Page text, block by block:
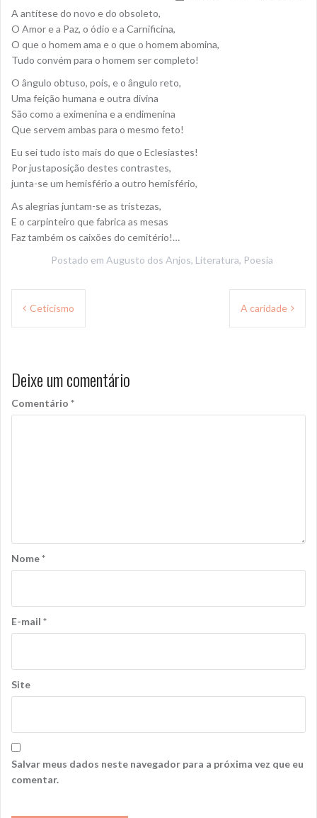
e
b
o
o
t
t
e
r
r
e
A antítese do novo e do obsoleto,
O Amor e a Paz, o ódio e a Carnificina,
O que o homem ama e o que o homem abomina,
Tudo convém para o homem ser completo!
O ângulo obtuso, pois, e o ângulo reto,
Uma feição humana e outra divina
São como a eximenina e a endimenina
Que servem ambas para o mesmo feto!
Eu sei tudo isto mais do que o Eclesiastes!
Por justaposição destes contrastes,
junta-se um hemisfério a outro hemisfério,
As alegrias juntam-se as tristezas,
E o carpinteiro que fabrica as mesas
Faz também os caixões do cemitério!…
Postado em Augusto dos Anjos, Literatura, Poesia
Navegação
Ceticismo A caridade
Deixe um comentário
Comentário *
Nome*
E-mail *
Site
Salvar meus dados neste navegador para a próxima vez que eu
comentar.